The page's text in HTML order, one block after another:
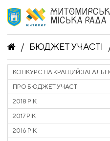
МІСЬКА РАДА
БЮДЖЕТ УЧАСТІ
КОНКУРС НА КРАЩИЙ
ПРО БЮДЖЕТ УЧАСТІ
2018 РІК
2017 РІК
2016 РІК